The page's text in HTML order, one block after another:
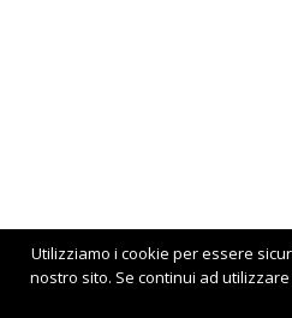
Utilizziamo i cookie per essere
nostro sito. Se continui ad